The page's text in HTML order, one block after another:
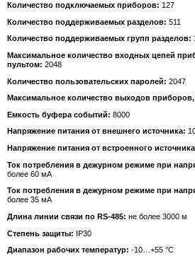
Количество подключаемых приборов: 127
Количество поддерживаемых разделов: 511
Количество поддерживаемых групп разделов:
Максимальное количество входных цепей приборов, контролируемых
пультом: 2048
Количество пользовательских паролей: 2047
Максимальное количество выходов
Емкость буфера событий: 8000
Напряжение питания от внешнего источника:
Напряжение питания от встроенного
Ток потребления в дежурном режиме при
более 60 мА
Ток потребления в дежурном режиме при
более 35 мА
Длина линии связи по RS-485: не более 3000 м
Степень защиты: IP30
Диапазон рабочих температур: -10…+55 °С